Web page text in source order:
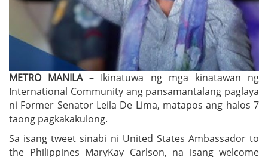
METRO MANILA– Ikinatuwa ng mga kinatawan ng
International Community ang pansamantalang paglaya
ni Former Senator Leila De Lima, matapos ang halos 7
taong pagkakakulong.
Sa isang tweet sinabi ni United States Ambassador to
the Philippines MaryKay Carlson, na isang welcome